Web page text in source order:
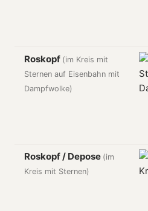
Roskopf (im Kreis mit
Sternen auf Eisenbahn mit
Dampfwolke)
Roskopf / Depose (im
Kreis mit Sternen)